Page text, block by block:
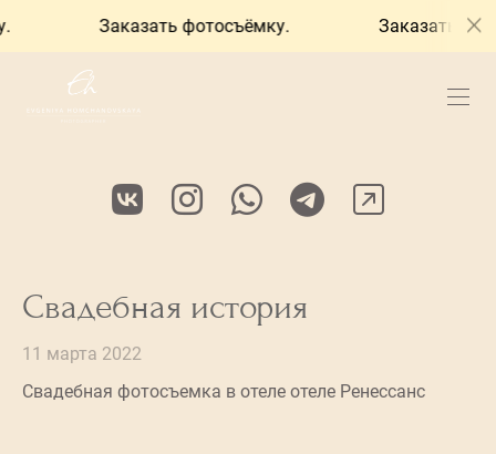
Заказать фотосъёмку. Заказать
Свадебная история
11 марта 2022
Свадебная фотосъемка в отеле отеле Ренессанс